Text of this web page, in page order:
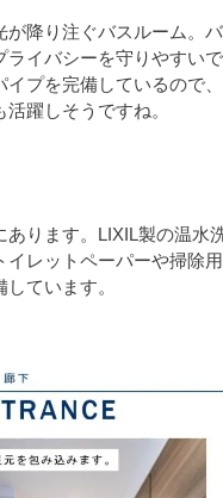
が降り注ぐバスルーム。
ライバシーを守りやすい
イプを完備しているので
躍しそうですね。
あります。LIXIL製の温水
イレットペーパーや掃除
ています。